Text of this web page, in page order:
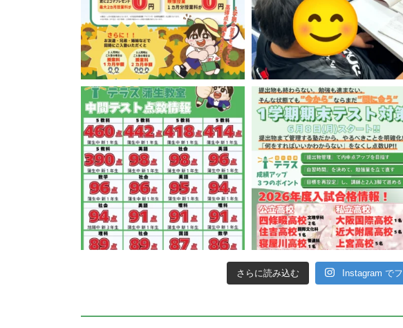
さらに読み込む Instagram で